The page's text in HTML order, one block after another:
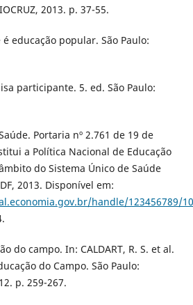
2013. p. 37-55.
é educação popular. São Paulo:
participante. 5. ed. São Paulo:
Portaria nº 2.761 de 19 de
a Política Nacional de Educação
do Sistema Único de Saúde
2013. Disponível em:
handle/123456789/
do campo. In: CALDART, R. S. et al.
do Campo. São Paulo:
p. 259-267.